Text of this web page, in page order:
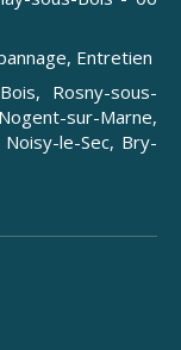
Entretien
Rosny-sous-
sur-Marne,
le-Sec, Bry-